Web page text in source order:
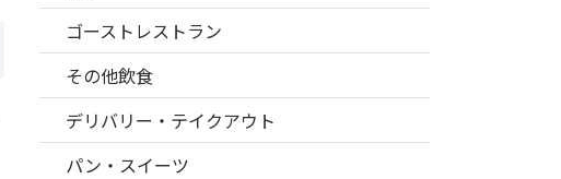
ゴーストレストラン
その他飲食
デリバリー・テイクアウト
パン・スイーツ